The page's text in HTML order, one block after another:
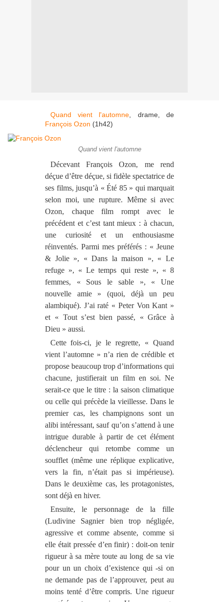
Quand vient l'automne , drame, de
François Ozon (1h42)
Quand vient l'automne
Décevant François Ozon, me rend
déçue d’être déçue, si fidèle spectatrice de
ses films, jusqu’à « Été 85 » qui marquait
selon moi, une rupture. Même si avec
Ozon, chaque film rompt avec le
précédent et c’est tant mieux : à chacun,
une curiosité et un enthousiasme
réinventés. Parmi mes préférés : « Jeune
& Jolie », « Dans la maison », « Le
refuge », « Le temps qui reste », « 8
femmes, « Sous le sable », « Une
nouvelle amie » (quoi, déjà un peu
alambiqué). J’ai raté « Peter Von Kant »
et « Tout s’est bien passé, « Grâce à
Dieu » aussi.
Cette fois-ci, je le regrette, « Quand
vient l’automne » n’a rien de crédible et
propose beaucoup trop d’informations qui
chacune, justifierait un film en soi. Ne
serait-ce que le titre : la saison climatique
ou celle qui précède la vieillesse. Dans le
premier cas, les champignons sont un
alibi intéressant, sauf qu’on s’attend à une
intrigue durable à partir de cet élément
déclencheur qui retombe comme un
soufflet (même une réplique explicative,
vers la fin, n’était pas si impérieuse).
Dans le deuxième cas, les protagonistes,
sont déjà en hiver.
Ensuite, le personnage de la fille
(Ludivine Sagnier bien trop négligée,
agressive et comme absente, comme si
elle était pressée d’en finir) : doit-on tenir
rigueur à sa mère toute au long de sa vie
pour un un choix d’existence qui -si on
ne demande pas de l’approuver, peut au
moins tenté d’être compris. Une rigueur